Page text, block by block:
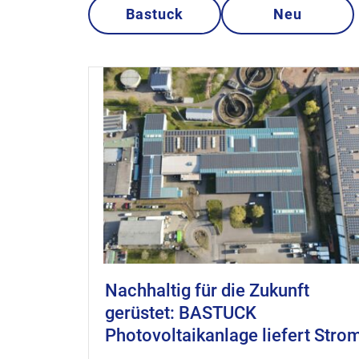
Bastuck Neu
Nachhaltig für die Zukunft
gerüstet: BASTUCK
Photovoltaikanlage liefert